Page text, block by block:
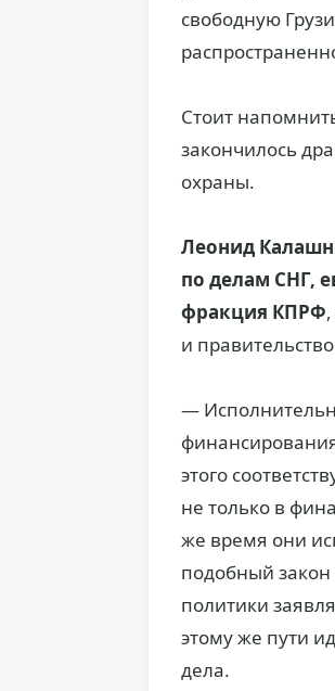
свободную
Стоит
закончилось
охраны.
Леонид
по делам СНГ,
фракция КПРФ
и
—
этого
не только в
же время они
подобный закон
политики
этому же пути
дела.